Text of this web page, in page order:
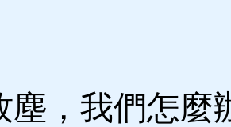
，我們怎麼